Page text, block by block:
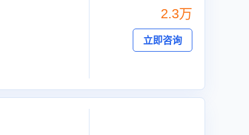
2.3万
立即咨询